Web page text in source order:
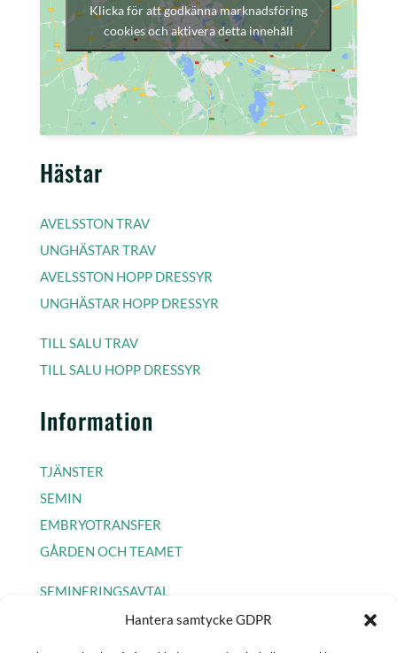
Hantera samtycke GDPR
Klicka för att godkänna marknadsföring
cookies och aktivera detta innehåll
Hästar
AVELSSTON TRAV
UNGHÄSTAR TRAV
AVELSSTON HOPP DRESSYR
UNGHÄSTAR HOPP DRESSYR
TILL SALU TRAV
TILL SALU HOPP DRESSYR
Information
TJÄNSTER
SEMIN
EMBRYOTRANSFER
GÅRDEN OCH TEAMET
SEMINERINGSAVTAL